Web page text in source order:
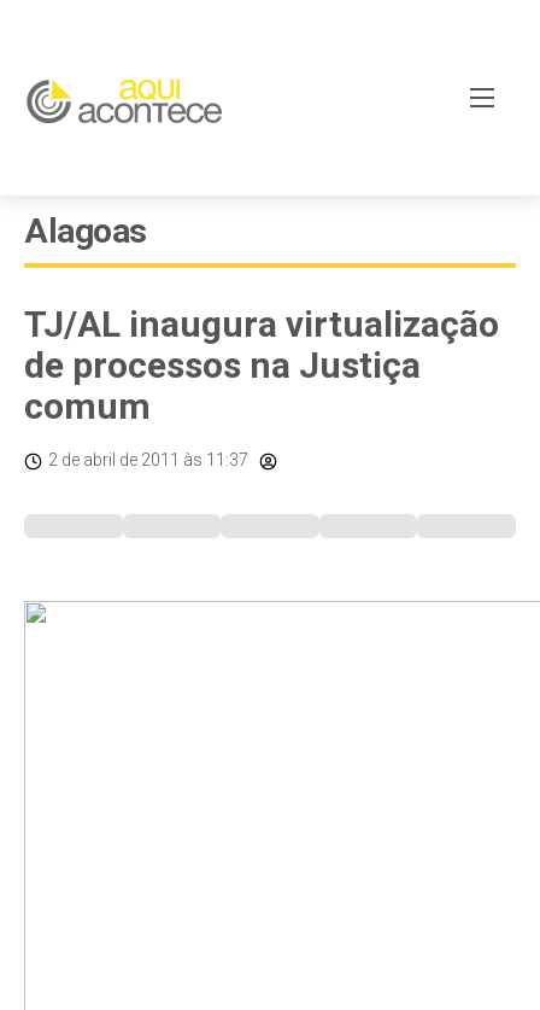
Alagoas
TJ/AL inaugura virtualização
de processos na Justiça
comum
2 de abril de 2011 às 11:37